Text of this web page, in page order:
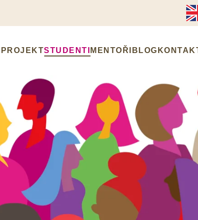
PROJEKTSTUDENTI MENTOŘI BLOG